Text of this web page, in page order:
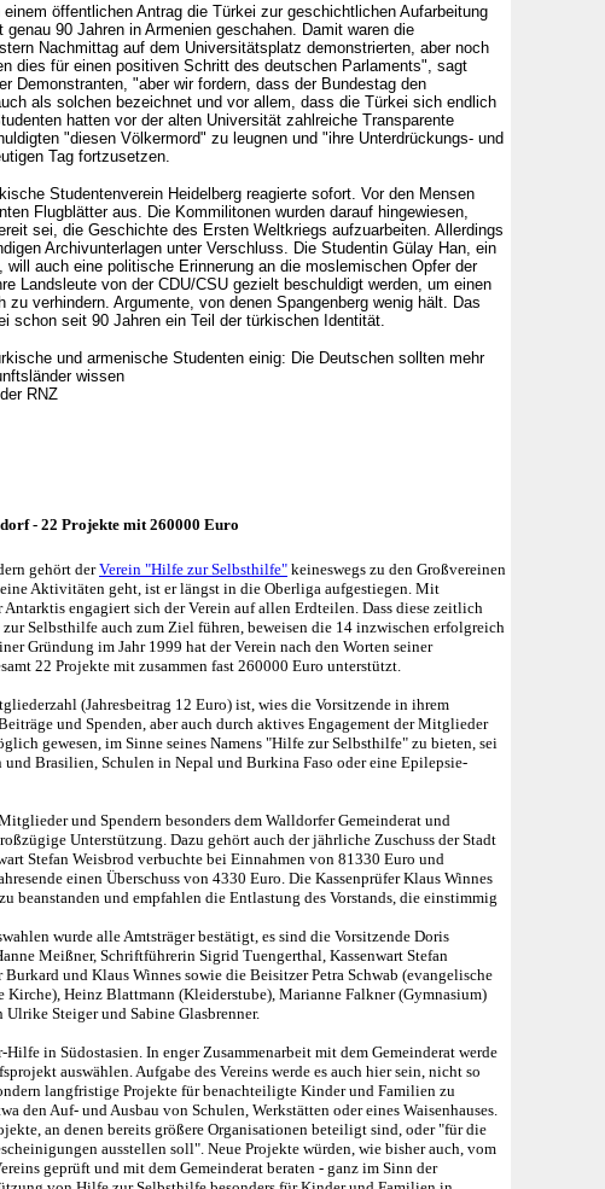
öffentlichen Antrag die Türkei zur geschichtlichen Aufarbeitung
90 Jahren in Armenien geschahen. Damit waren die
Nachmittag auf dem Universitätsplatz demonstrierten, aber noch
dies für einen positiven Schritt des deutschen Parlaments", sagt
Demonstranten, "aber wir fordern, dass der Bundestag den
als solchen bezeichnet und vor allem, dass die Türkei sich endlich
hatten vor der alten Universität zahlreiche Transparente
"diesen Völkermord" zu leugnen und "ihre Unterdrückungs- und
Tag fortzusetzen.
Studentenverein Heidelberg reagierte sofort. Vor den Mensen
Flugblätter aus. Die Kommilitonen wurden darauf hingewiesen,
sei, die Geschichte des Ersten Weltkriegs aufzuarbeiten. Allerdings
Archivunterlagen unter Verschluss. Die Studentin Gülay Han, ein
will auch eine politische Erinnerung an die moslemischen Opfer der
Landsleute von der CDU/CSU gezielt beschuldigt werden, um einen
zu verhindern. Argumente, von denen Spangenberg wenig hält. Das
schon seit 90 Jahren ein Teil der türkischen Identität.
und armenische Studenten einig: Die Deutschen sollten mehr
wissen
RNZ
- 22 Projekte mit 260000 Euro
gehört derVerein "Hilfe zur Selbsthilfe" keineswegs zu den Großvereinen
Aktivitäten geht, ist er längst in die Oberliga aufgestiegen. Mit
engagiert sich der Verein auf allen Erdteilen. Dass diese zeitlich
Selbsthilfe auch zum Ziel führen, beweisen die 14 inzwischen erfolgreich
Gründung im Jahr 1999 hat der Verein nach den Worten seiner
22 Projekte mit zusammen fast 260000 Euro unterstützt.
(Jahresbeitrag 12 Euro) ist, wies die Vorsitzende in ihrem
und Spenden, aber auch durch aktives Engagement der Mitglieder
gewesen, im Sinne seines Namens "Hilfe zur Selbsthilfe" zu bieten, sei
Brasilien, Schulen in Nepal und Burkina Faso oder eine Epilepsie-
und Spendern besonders dem Walldorfer Gemeinderat und
Unterstützung. Dazu gehört auch der jährliche Zuschuss der Stadt
Stefan Weisbrod verbuchte bei Einnahmen von 81330 Euro und
einen Überschuss von 4330 Euro. Die Kassenprüfer Klaus Winnes
beanstanden und empfahlen die Entlastung des Vorstands, die einstimmig
wurde alle Amtsträger bestätigt, es sind die Vorsitzende Doris
Meißner, Schriftführerin Sigrid Tuengerthal, Kassenwart Stefan
und Klaus Winnes sowie die Beisitzer Petra Schwab (evangelische
Heinz Blattmann (Kleiderstube), Marianne Falkner (Gymnasium)
Steiger und Sabine Glasbrenner.
in Südostasien. In enger Zusammenarbeit mit dem Gemeinderat werde
auswählen. Aufgabe des Vereins werde es auch hier sein, nicht so
langfristige Projekte für benachteiligte Kinder und Familien zu
den Auf- und Ausbau von Schulen, Werkstätten oder eines Waisenhauses.
an denen bereits größere Organisationen beteiligt sind, oder "für die
ausstellen soll". Neue Projekte würden, wie bisher auch, vom
geprüft und mit dem Gemeinderat beraten - ganz im Sinn der